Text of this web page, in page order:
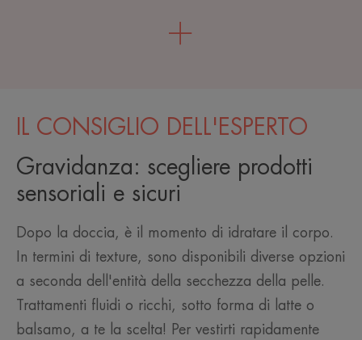
IL CONSIGLIO DELL'ESPERTO
Gravidanza: scegliere prodotti
sensoriali e sicuri
Dopo la doccia, è il momento di idratare il corpo.
In termini di texture, sono disponibili diverse opzioni
a seconda dell'entità della secchezza della pelle.
Trattamenti fluidi o ricchi, sotto forma di latte o
balsamo, a te la scelta! Per vestirti rapidamente